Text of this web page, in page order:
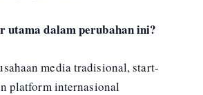
dalam perubahan ini?
media tradisional, start-
platform internasional